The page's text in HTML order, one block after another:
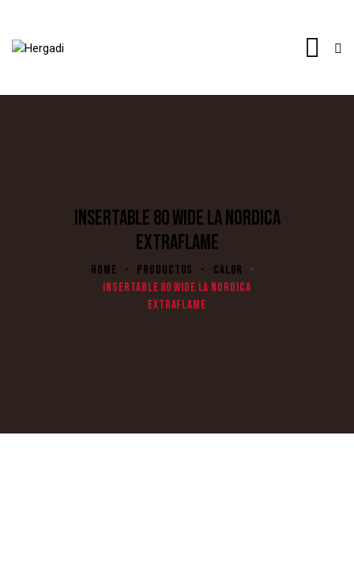
INSERTABLE 80 WIDE LA NORDICA
EXTRAFLAME
HOME PRODUCTOS
CALOR
INSERTABLE 80 WIDE LA NORDICA
EXTRAFLAME